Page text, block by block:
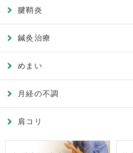
腱鞘炎
鍼灸治療
めまい
月経の不調
肩コリ